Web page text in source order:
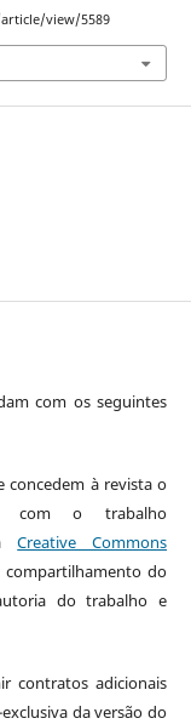
view/5589
com os seguintes
concedem à revista o
com o trabalho
aCreative Commons
do
do trabalho e
contratos adicionais
da versão do